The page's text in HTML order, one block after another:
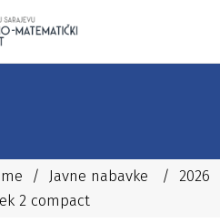
/ Javne nabavke / 2026
2 compact